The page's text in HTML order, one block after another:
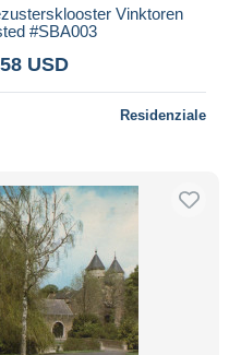
Vinktoren
#SBA003
USD
Residenziale